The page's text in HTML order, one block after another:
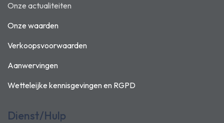
Onze actualiteiten
Onze waarden
Verkoopsvoorwaarden
Aanwervingen
Wetteleijke kennisgevingen en RGPD
Dienst/Hulp